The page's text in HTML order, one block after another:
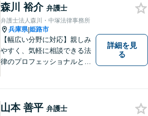
ら、お早めに弁護士にご相談
ください。
森川 裕介 弁護士
弁護士法人森川・中塚法律事務所
兵庫県|姫路市
【幅広い分野に対応】親しみ
やすく、気軽に相談できる法
律のプロフェッショナルとし
でサポートいたします。些細
詳細を見
る
山本 善平 弁護士